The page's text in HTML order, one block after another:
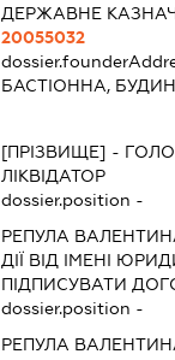
ДЕРЖАВНЕ
20055032
БАСТІОННА,
[ПРІЗВИЩЕ] -
ЛІКВІДАТОР
dossier.position -
РЕПУЛА
ДІЇ ВІД ІМЕНІ
ПІДПИСУВАТИ
dossier.position -
РЕПУЛА